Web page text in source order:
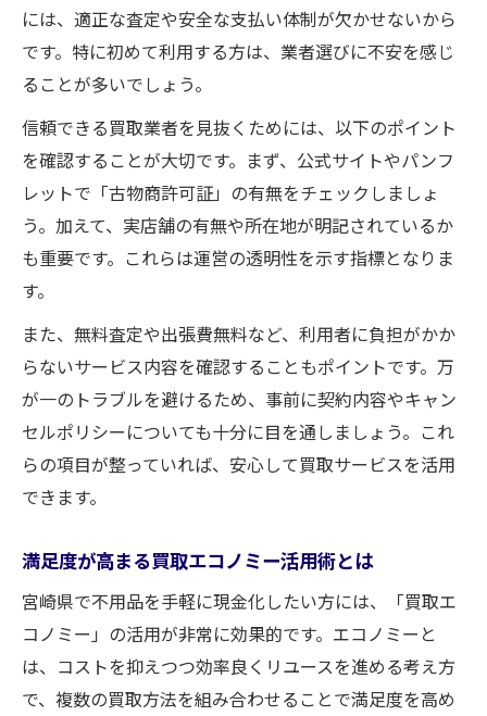
には、適正な査定や安全な支払い体制が欠かせないから
です。特に初めて利用する方は、業者選びに不安を感じ
ることが多いでしょう。
信頼できる買取業者を見抜くためには、以下のポイント
を確認することが大切です。まず、公式サイトやパンフ
レットで「古物商許可証」の有無をチェックしましょ
う。加えて、実店舗の有無や所在地が明記されているか
も重要です。これらは運営の透明性を示す指標となりま
す。
また、無料査定や出張費無料など、利用者に負担がかか
らないサービス内容を確認することもポイントです。万
が一のトラブルを避けるため、事前に契約内容やキャン
セルポリシーについても十分に目を通しましょう。これ
らの項目が整っていれば、安心して買取サービスを活用
できます。
満足度が高まる買取エコノミー活用術とは
宮崎県で不用品を手軽に現金化したい方には、「買取エ
コノミー」の活用が非常に効果的です。エコノミーと
は、コストを抑えつつ効率良くリユースを進める考え方
で、複数の買取方法を組み合わせることで満足度を高め